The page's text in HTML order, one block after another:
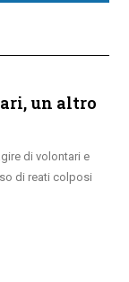
un altro
di volontari e
di reati colposi